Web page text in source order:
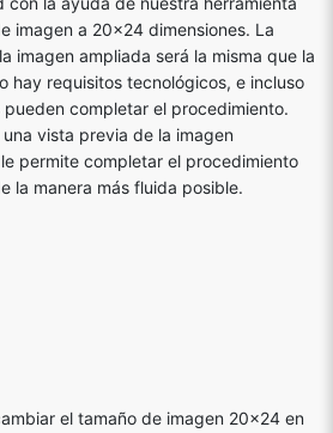
imagen a 20x24 dimensiones. La
imagen ampliada será la misma que la
hay requisitos tecnológicos, e incluso
pueden completar el procedimiento.
vista previa de la imagen
permite completar el procedimiento
la manera más fluida posible.
el tamaño de imagen 20x24 en